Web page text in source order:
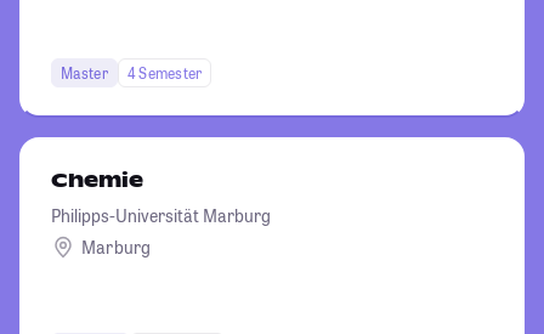
Master 4 Semester
Chemie
Philipps-Universität Marburg
Marburg